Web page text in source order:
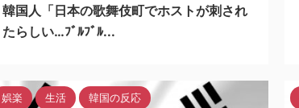
韓国人「日本の歌舞伎町でホストが刺され
たらしい…ﾌﾞﾙﾌﾞﾙ...
娯楽 生活 韓国の反応